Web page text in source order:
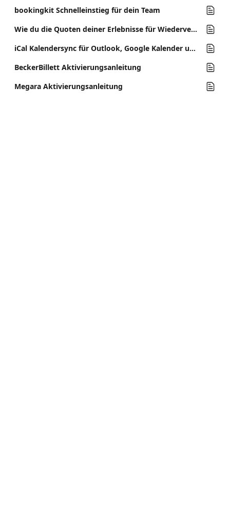
bookingkit Schnelleinstieg für dein Team
Wie du die Quoten deiner Erlebnisse für Wiederverkäufer anpasst
iCal Kalendersync für Outlook, Google Kalender und andere Kalenderprogramme
BeckerBillett Aktivierungsanleitung
Megara Aktivierungsanleitung